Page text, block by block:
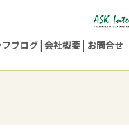
ブログ 会社概要 お問合せ